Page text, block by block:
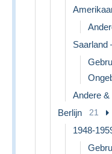
Andere
Berlijn 21
1948-